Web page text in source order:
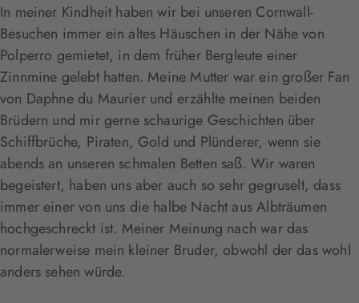
In meiner Kindheit haben wir bei unseren Cornwall-
Besuchen immer ein altes Häuschen in der Nähe von
Polperro gemietet, in dem früher Bergleute einer
Zinnmine gelebt hatten. Meine Mutter war ein großer Fan
von Daphne du Maurier und erzählte meinen beiden
Brüdern und mir gerne schaurige Geschichten über
Schiffbrüche, Piraten, Gold und Plünderer, wenn sie
abends an unseren schmalen Betten saß. Wir waren
begeistert, haben uns aber auch so sehr gegruselt, dass
immer einer von uns die halbe Nacht aus Albträumen
hochgeschreckt ist. Meiner Meinung nach war das
normalerweise mein kleiner Bruder, obwohl der das wohl
anders sehen würde.